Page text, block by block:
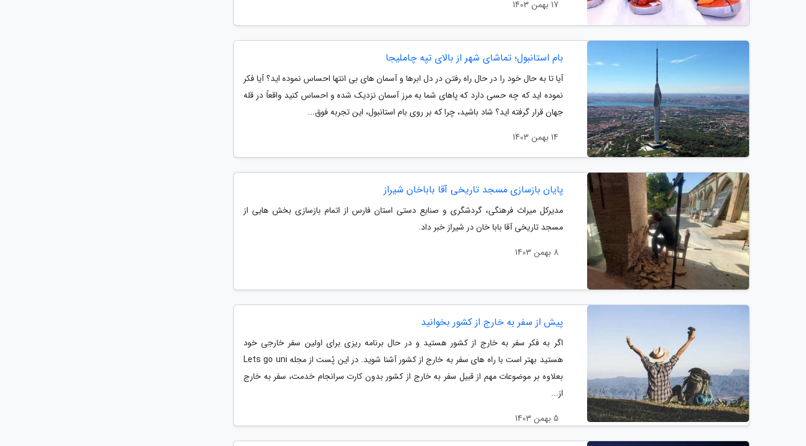
17 بهمن 1403
بام استانبول؛ تماشای شهر از بالای تپه چاملیجا
آیا تا به حال خود را در حال راه رفتن در دل ابرها و آسمان های بی انتها احساس نموده اید؟ آیا فکر
نموده اید که چه حسی دارد که پاهای شما به مرز آسمان نزدیک شده و احساس کنید واقعاً در قله
جهان قرار گرفته اید؟ شاد باشید، چرا که بر روی بام استانبول، این تجربه فوق...
14 بهمن 1403
پایان بازسازی مسجد تاریخی آقا باباخان شیراز
مدیرکل میراث فرهنگی، گردشگری و صنایع دستی استان فارس از اتمام بازسازی بخش هایی از
مسجد تاریخی آقا بابا خان در شیراز خبر داد.
8 بهمن 1403
پیش از سفر به خارج از کشور بخوانید
اگر به فکر سفر به خارج از کشور هستید و در حال برنامه ریزی برای اولین سفر خارجی خود
هستید بهتر است با راه های سفر به خارج از کشور آشنا شوید. در این پُست از مجله Lets go uni
بعلاوه بر موضوعات مهم از قبیل سفر به خارج از کشور بدون کارت سرانجام خدمت، سفر به خارج
از...
5 بهمن 1403